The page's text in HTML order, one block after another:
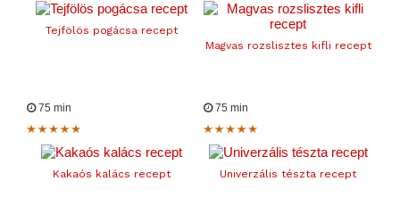
Tejfölös pogácsa recept
Magvas rozslisztes kifli recept
75 min
Kakaós kalács recept
75 min
Univerzális tészta recept